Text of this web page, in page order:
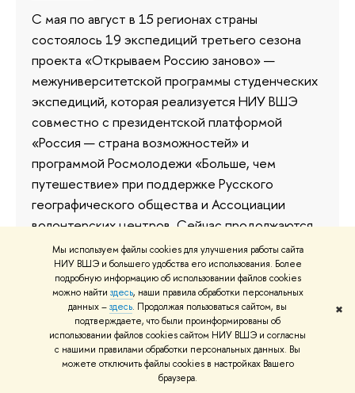
Мы используем файлы cookies для улучшения работы сайта
НИУ ВШЭ и большего удобства его использования. Более
подробную информацию об использовании файлов cookies
можно найти здесь, наши правила обработки персональных
данных –здесь. Продолжая пользоваться сайтом, вы
подтверждаете, что были проинформированы об
использовании файлов cookies сайтом НИУ ВШЭ и согласны
с нашими правилами обработки персональных данных. Вы
можете отключить файлы cookies в настройках Вашего
браузера.
✖
С мая по август в 15 регионах страны
состоялось 19 экспедиций третьего сезона
проекта «Открываем Россию заново» —
межуниверситетской программы студенческих
экспедиций, которая реализуется НИУ ВШЭ
совместно с президентской платформой
«Россия — страна возможностей» и
программой Росмолодежи «Больше, чем
путешествие» при поддержке Русского
географического общества и Ассоциации
волонтерских центров. Сейчас продолжаются
еще 10 выездов участников проекта.
Планируется, что до ноября 2024 года
экспедиции охватят 26 регионов России, а
всего за год в программе примут участие 1,2
тыс. студентов. Всего за 8 лет реализации
проекта его участниками стали более 7 тыс.
человек.